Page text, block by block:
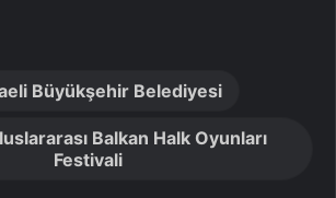
Büyükşehir Belediyesi
Balkan Halk Oyunları
Festivali